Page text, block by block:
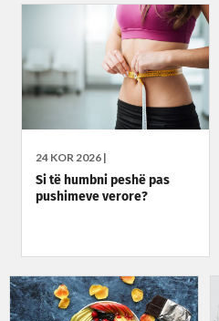
24 KOR 2026 |
Si të humbni peshë pas
pushimeve verore?